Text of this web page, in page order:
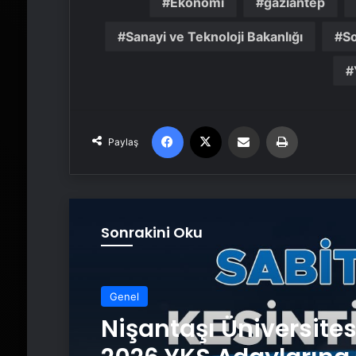
Sanayi ve Teknoloji Bakanlığı
Paylaş
Facebook Email'den paylaş
Sonrakini Oku
Genel
Nişantaşı